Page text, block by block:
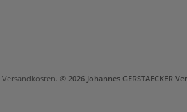
Versandkosten. © 2026 Johannes GERSTAECKER